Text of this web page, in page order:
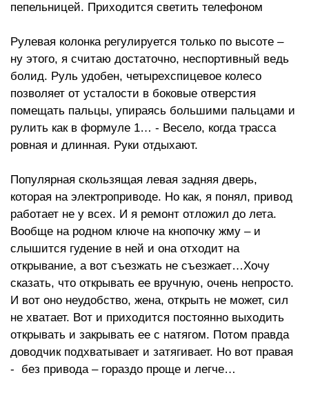
пепельницей. Приходится светить телефоном
Рулевая колонка регулируется только по высоте –
ну этого, я считаю достаточно, неспортивный ведь
болид. Руль удобен, четырехспицевое колесо
позволяет от усталости в боковые отверстия
помещать пальцы, упираясь большими пальцами и
рулить как в формуле 1… - Весело, когда трасса
ровная и длинная. Руки отдыхают.
Популярная скользящая левая задняя дверь,
которая на электроприводе. Но как, я понял, привод
работает не у всех. И я ремонт отложил до лета.
Вообще на родном ключе на кнопочку жму – и
слышится гудение в ней и она отходит на
открывание, а вот съезжать не съезжает…Хочу
сказать, что открывать ее вручную, очень непросто.
И вот оно неудобство, жена, открыть не может, сил
не хватает. Вот и приходится постоянно выходить
открывать и закрывать ее с натягом. Потом правда
доводчик подхватывает и затягивает. Но вот правая
- без привода – гораздо проще и легче…